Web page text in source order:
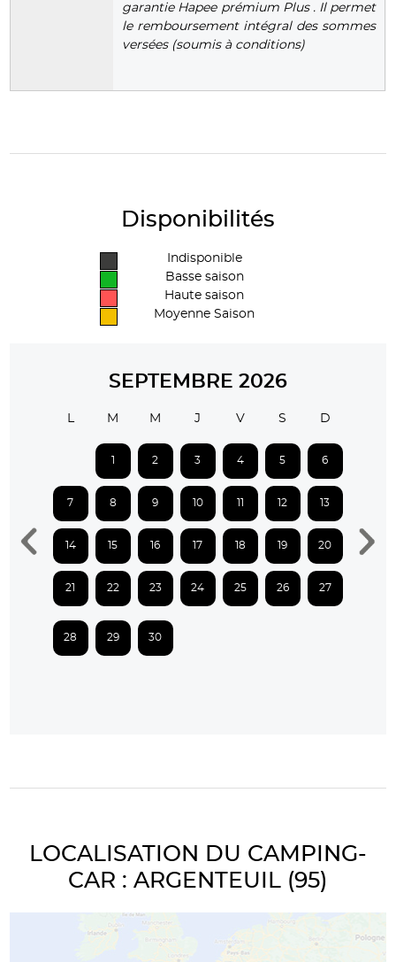
garantie Hapee prémium Plus . Il permet
le remboursement intégral des sommes
versées (soumis à conditions)
Disponibilités
Indisponible
Basse saison
Haute saison
Moyenne Saison
SEPTEMBRE 2026
M M J V S D
1 2 3 4 5 6
7 8 9 10 11 12 13
14 15 16 17 18 19 20
21 22 23 24 25 26 27
28 29 30
LOCALISATION DU CAMPING-
CAR : ARGENTEUIL (95)